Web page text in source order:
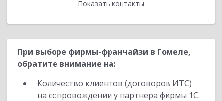
Показать контакты
Назад
При выборе фирмы-франчайзи в Гомеле,
обратите внимание на:
Количество клиентов (договоров ИТС)
на сопровождении у партнера фирмы 1С.